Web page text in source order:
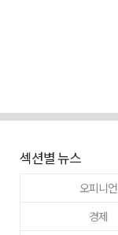
섹션별 뉴스
오피니언
경제